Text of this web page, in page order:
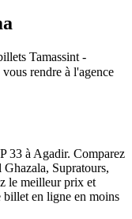
Tamassint -
vous rendre à l'agence
33 à Agadir. Comparez
Supratours,
le meilleur prix et
en ligne en moins